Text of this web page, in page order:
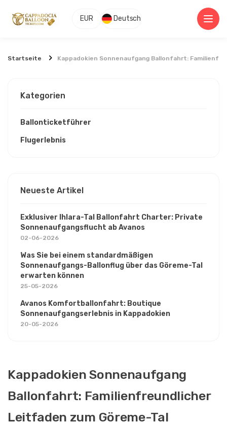
EUR Deutsch
Startseite Kappadokien Sonnenaufgang Ballonfahrt:
Kappadokien Sonnenaufgang
Ballonfahrt: Familienfreundlicher
Leitfaden zum Göreme-Tal
Kategorien
Ballonticketführer
Flugerlebnis
Neueste Artikel
Exklusiver Ihlara-Tal Ballonfahrt Charter: Private
Sonnenaufgangsflucht ab Avanos
02-06-2026
Was Sie bei einem standardmäßigen
Sonnenaufgangs-Ballonflug über das Göreme-Tal
erwarten können
25-05-2026
Avanos Komfortballonfahrt: Boutique
Sonnenaufgangserlebnis in Kappadokien
20-05-2026